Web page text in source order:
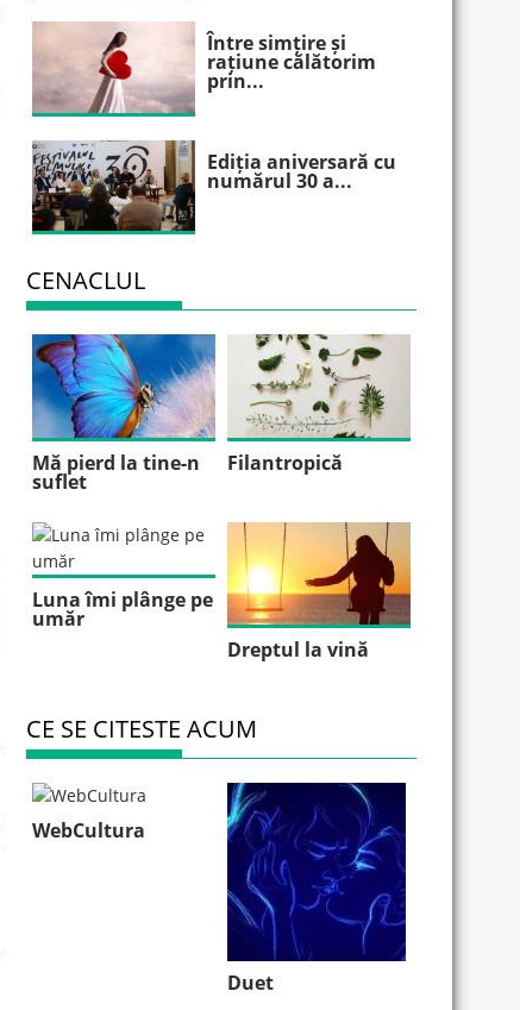
Între simțire și
rațiune călătorim
prin...
Ediția aniversară cu
numărul 30 a...
CENACLUL
Mă pierd la tine-n
suflet
Filantropică
Luna îmi plânge pe
umăr
Dreptul la vină
CE SE CITESTE ACUM
WebCultura
Duet